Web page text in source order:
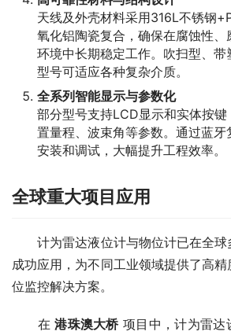
天线及外壳材料采用316L不锈钢
氧化铝陶瓷复合，确保在腐蚀性、
环境中长期稳定工作。吹扫型、
型号可适应各种复杂介质。
全系列智能显示与参数化
部分型号支持LCD显示和实体按
置量程、波束角等参数。通过蓝
安装和调试，大幅提升工程效率。
全球重大项目应用
计为雷达液位计与物位计已在全球
成功应用，为不同工业领域提供了高
位监控解决方案。
在 港珠澳大桥 项目中，计为雷达